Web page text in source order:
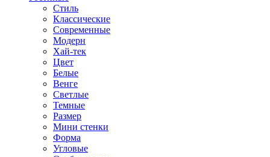
Стиль
Классические
Современные
Модерн
Хай-тек
Цвет
Белые
Венге
Светлые
Темные
Размер
Мини стенки
Форма
Угловые